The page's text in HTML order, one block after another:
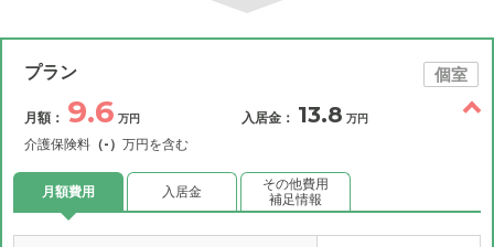
プラン 個室
月額： 9.6 万円
介護保険料 （-） 万円を含む
入居金： 13.8 万円
月額費用 入居金
その他費用
補足情報